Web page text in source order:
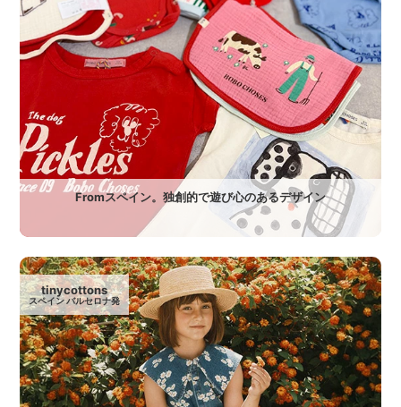
Fromスペイン。独創的で遊び心のあるデザイン
tinycottons
スペイン バルセロナ発